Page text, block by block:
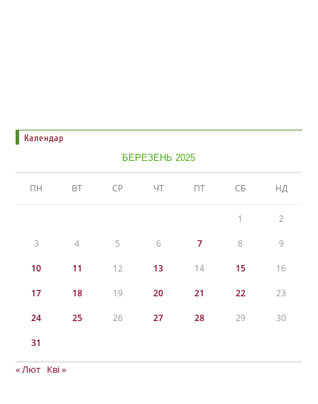
Календар
БЕРЕЗЕНЬ 2025
ПН ВТ СР ЧТ ПТ СБ НД
1 2
3 4 5 6 7 8 9
10 11 12 13 14 15 16
17 18 19 20 21 22 23
24 25 26 27 28 29 30
31
« Лют Кві »